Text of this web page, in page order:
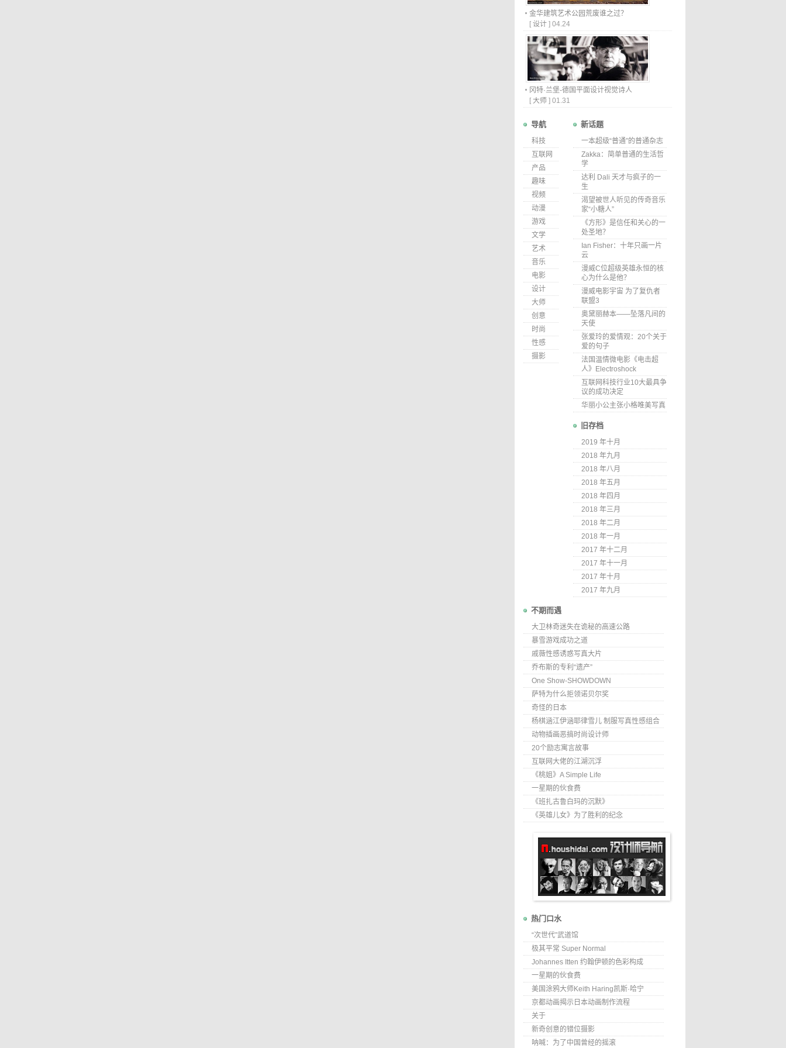
金华建筑艺术公园荒废谁之过？
[ 设计 ] 04.24
冈特·兰堡-德国平面设计视觉诗人
[ 大师 ] 01.31
导航
科技
互联网
产品
趣味
视频
动漫
游戏
文学
艺术
音乐
电影
设计
大师
创意
时尚
性感
摄影
新话题
一本超级“普通”的普通杂志
Zakka：简单普通的生活哲
学
达利 Dali 天才与疯子的一
生
渴望被世人听见的传奇音乐
家“小糖人”
《方形》是信任和关心的一
处圣地？
Ian Fisher：十年只画一片
云
漫威C位超级英雄永恒的核
心为什么是他？
漫威电影宇宙 为了复仇者
联盟3
奥黛丽赫本——坠落凡间的
天使
张爱玲的爱情观：20个关于
爱的句子
法国温情微电影《电击超
人》Electroshock
互联网科技行业10大最具争
议的成功决定
华丽小公主张小格唯美写真
旧存档
2019 年十月
2018 年九月
2018 年八月
2018 年五月
2018 年四月
2018 年三月
2018 年二月
2018 年一月
2017 年十二月
2017 年十一月
2017 年十月
2017 年九月
不期而遇
大卫林奇迷失在诡秘的高速公路
暴雪游戏成功之道
戚薇性感诱惑写真大片
乔布斯的专利“遗产”
One Show-SHOWDOWN
萨特为什么拒领诺贝尔奖
奇怪的日本
杨棋涵江伊涵耶律雪儿 制服写真性感组合
动物插画恶搞时尚设计师
20个励志寓言故事
互联网大佬的江湖沉浮
《桃姐》A Simple Life
一星期的伙食费
《班扎古鲁白玛的沉默》
《英雄儿女》为了胜利的纪念
热门口水
“次世代”武道馆
极其平常 Super Normal
Johannes Itten 约翰伊顿的色彩构成
一星期的伙食费
美国涂鸦大师Keith Haring凯斯·哈宁
京都动画揭示日本动画制作流程
关于
新奇创意的错位摄影
呐喊：为了中国曾经的摇滚